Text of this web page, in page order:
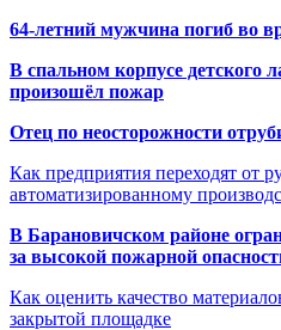
64-летний мужчина погиб во
В спальном корпусе детского
произошёл пожар
Отец по неосторожности
Как предприятия переходят от
автоматизированному
В Барановичском районе
за высокой пожарной
Как оценить качество
закрытой площадке